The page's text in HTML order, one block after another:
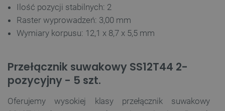
Ilość pozycji stabilnych: 2
Raster wyprowadzeń: 3,00 mm
Wymiary korpusu: 12,1 x 8,7 x 5,5 mm
Przełącznik suwakowy SS12T44 2-
pozycyjny - 5 szt.
Oferujemy wysokiej klasy przełącznik suwakowy